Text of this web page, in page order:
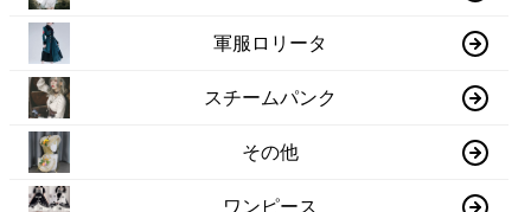
軍服ロリータ
スチームパンク
その他
ワンピース